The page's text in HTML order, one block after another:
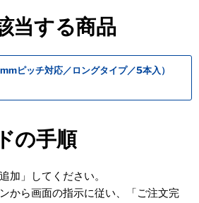
当する商品
ピッチ対応／ロングタイプ／5本入）
の手順
加」してください。
から画面の指示に従い、「ご注文完